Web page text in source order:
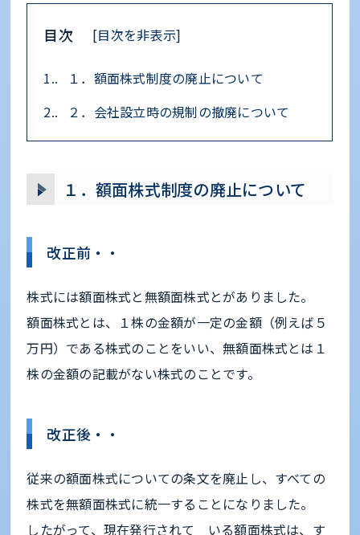
目次 [目次を非表示]
1.
１．額面株式制度の廃止について
2.
２．会社設立時の規制の撤廃について
１．額面株式制度の廃止について
改正前・・
株式には額面株式と無額面株式とがありました。
額面株式とは、１株の金額が一定の金額（例えば５
万円）である株式のことをいい、無額面株式とは１
株の金額の記載がない株式のことです。
改正後・・
従来の額面株式についての条文を廃止し、すべての
株式を無額面株式に統一することになりました。
したがって、現在発行されて いる額面株式は、す